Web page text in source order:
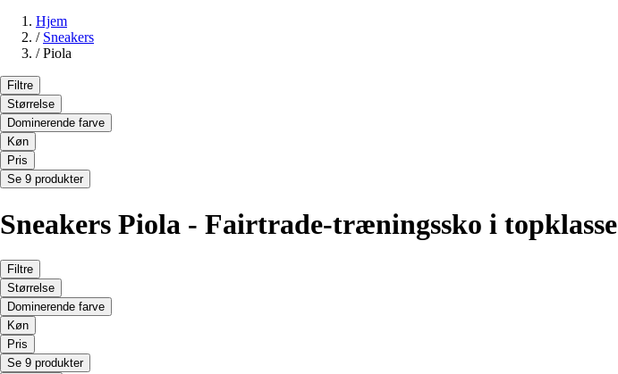
Hjem
/ Sneakers
/ Piola
Filtre
Størrelse
Dominerende farve
Køn
Pris
Se 9 produkter
Sneakers Piola - Fairtrade-træningssko i topklasse
Filtre
Størrelse
Dominerende farve
Køn
Pris
Se 9 produkter